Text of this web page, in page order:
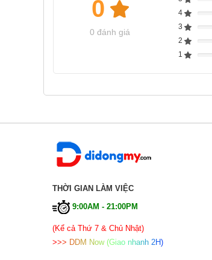
0
0 đánh giá
4
3
2
1
THỜI GIAN LÀM VIỆC
9:00AM - 21:00PM
(Kể cả Thứ 7 & Chủ Nhật)
>>> DDM Now (Giao nhanh 2H)